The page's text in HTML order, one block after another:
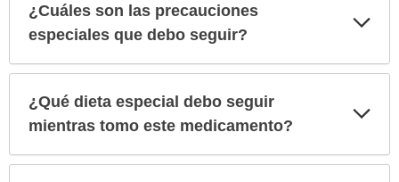
¿Cuáles son las precauciones
especiales que debo seguir?
¿Qué dieta especial debo seguir
mientras tomo este medicamento?